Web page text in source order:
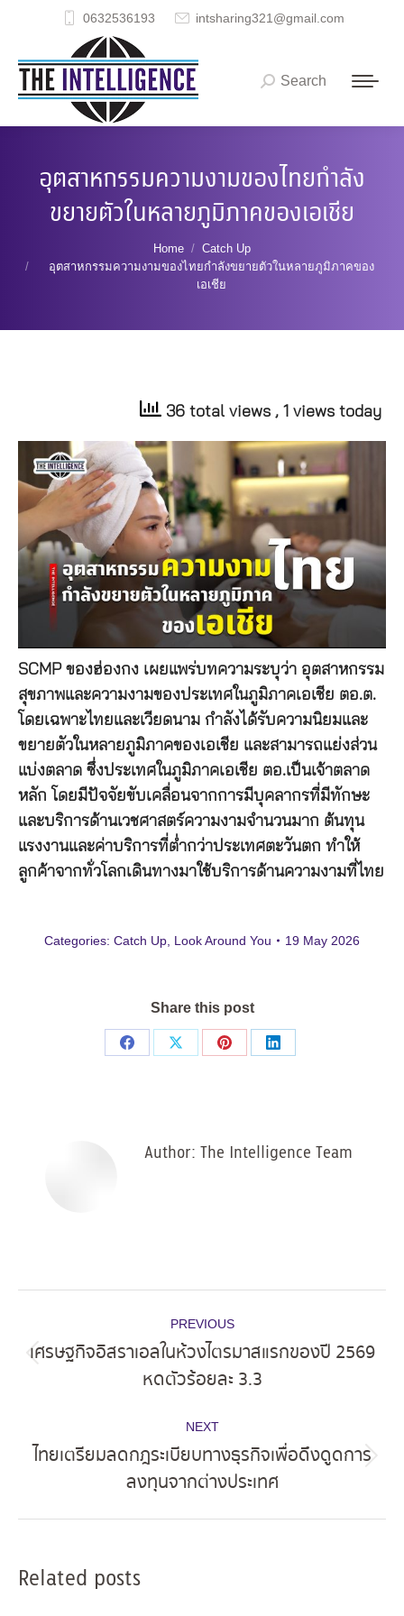
0632536193 intsharing321@gmail.com
Search:
Search
อุตสาหกรรมความงามของไทยกำลัง
ขยายตัวในหลายภูมิภาคของเอเชีย
Home
Catch Up
อุตสาหกรรมความงามของไทยกำลังขยายตัวในหลายภูมิภาคของ
เอเชีย
36 total views , 1 views today
SCMP ของฮ่องกง เผยแพร่บทความระบุว่า อุตสาหกรรม
สุขภาพและความงามของประเทศในภูมิภาคเอเชีย ตอ.ต.
โดยเฉพาะไทยและเวียดนาม กำลังได้รับความนิยมและ
ขยายตัวในหลายภูมิภาคของเอเชีย และสามารถแย่งส่วน
แบ่งตลาด ซึ่งประเทศในภูมิภาคเอเชีย ตอ.เป็นเจ้าตลาด
หลัก โดยมีปัจจัยขับเคลื่อนจากการมีบุคลากรที่มีทักษะ
และบริการด้านเวชศาสตร์ความงามจำนวนมาก ต้นทุน
แรงงานและค่าบริการที่ต่ำกว่าประเทศตะวันตก ทำให้
ลูกค้าจากทั่วโลกเดินทางมาใช้บริการด้านความงามที่ไทย
Categories: Catch Up Look Around You 19 May 2026
Share this post
Share
Share
Share
Share
Author: The Intelligence Team
navigation
PREVIOUS
post:
เศรษฐกิจอิสราเอลในห้วงไตรมาสแรกของปี 2569
หดตัวร้อยละ 3.3
NEXT
post:
ไทยเตรียมลดกฎระเบียบทางธุรกิจเพื่อดึงดูดการ
ลงทุนจากต่างประเทศ
Related posts